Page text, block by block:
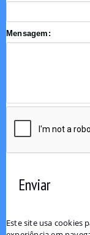
Mensagem:
Enviar
Este site usa cookies